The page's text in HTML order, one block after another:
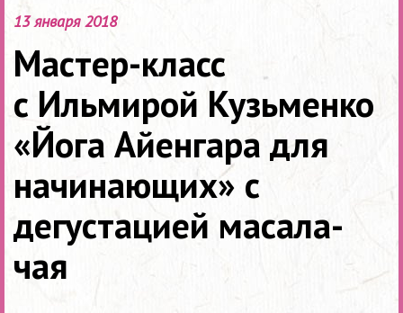
13 января 2018
Мастер-класс
с Ильмирой Кузьменко
«Йога Айенгара для
начинающих» с
дегустацией масала-
чая